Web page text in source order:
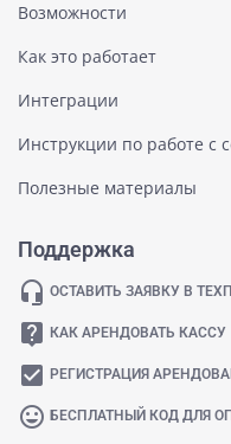
Возможности
Как это работает
Интеграции
Инструкции по работе с
Полезные материалы
Поддержка
headset_mic ОСТАВИТЬ ЗАЯВКУ В
live_help КАК АРЕНДОВАТЬ КАССУ
check_box РЕГИСТРАЦИЯ
mood БЕСПЛАТНЫЙ КОД ДЛЯ